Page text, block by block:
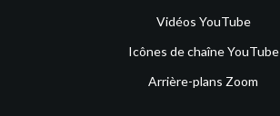
Vidéos YouTube
Icônes de chaîne YouTube
Arrière-plans Zoom